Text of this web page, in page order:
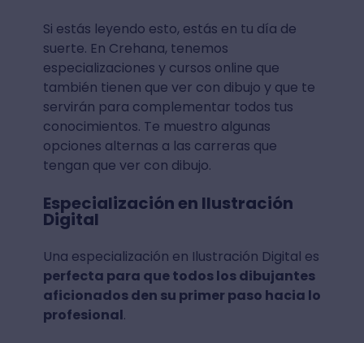
Si estás leyendo esto, estás en tu día de
suerte. En Crehana, tenemos
especializaciones y cursos online que
también tienen que ver con dibujo y que te
servirán para complementar todos tus
conocimientos. Te muestro algunas
opciones alternas a las carreras que
tengan que ver con dibujo.
Especialización en Ilustración
Digital
Una especialización en Ilustración Digital es
perfecta para que todos los dibujantes
aficionados den su primer paso hacia lo
profesional.